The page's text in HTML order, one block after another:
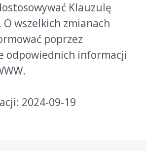
Klauzulę
wszelkich zmianach
poprzez
odpowiednich informacji
2024-09-19